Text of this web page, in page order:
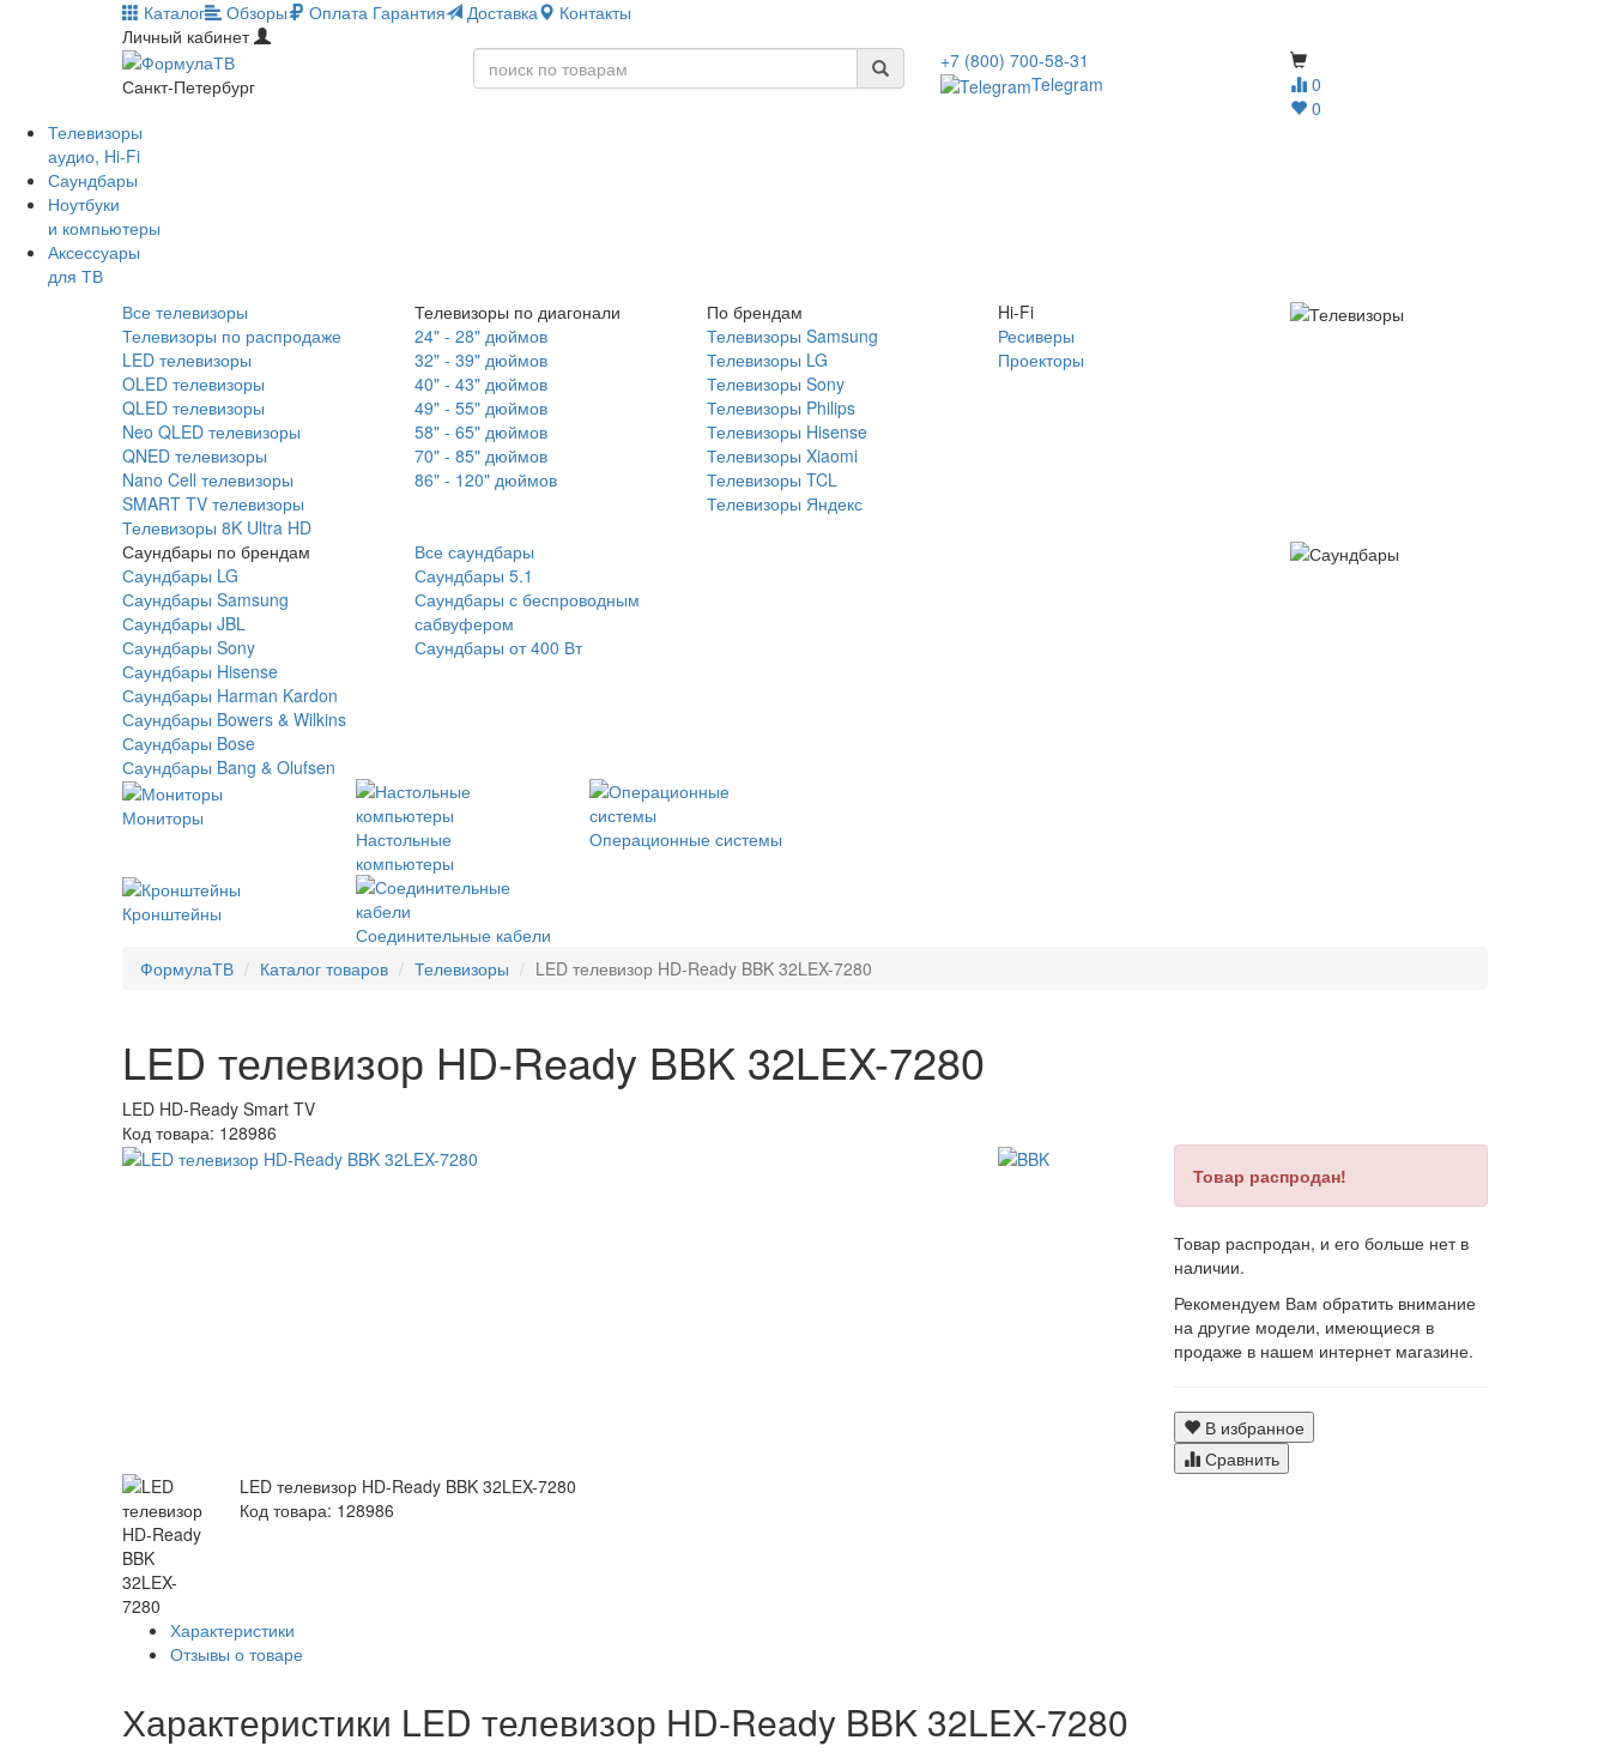
Каталог Обзоры Оплата Гарантия Доставка
Контакты
Личный кабинет
Санкт-Петербург
0
0
+7 (800) 700-58-31
Telegram
Телевизоры
аудио, Hi-Fi
Саундбары
Ноутбуки
и компьютеры
Аксессуары
для ТВ
Все телевизоры
Телевизоры по распродаже
LED телевизоры
OLED телевизоры
QLED телевизоры
Neo QLED телевизоры
QNED телевизоры
Nano Cell телевизоры
SMART TV телевизоры
Телевизоры 8K Ultra HD
Телевизоры по диагонали
24" - 28" дюймов
32" - 39" дюймов
40" - 43" дюймов
49" - 55" дюймов
58" - 65" дюймов
70" - 85" дюймов
86" - 120" дюймов
По брендам
Телевизоры Samsung
Телевизоры LG
Телевизоры Sony
Телевизоры Philips
Телевизоры Hisense
Телевизоры Xiaomi
Телевизоры TCL
Телевизоры Яндекс
Hi-Fi
Ресиверы
Проекторы
Саундбары по брендам
Саундбары LG
Саундбары Samsung
Саундбары JBL
Саундбары Sony
Саундбары Hisense
Саундбары Harman Kardon
Саундбары Bowers & Wilkins
Саундбары Bose
Саундбары Bang & Olufsen
Все саундбары
Саундбары 5.1
Саундбары с беспроводным
сабвуфером
Саундбары от 400 Вт
Мониторы
Настольные
компьютеры
Операционные системы
Кронштейны
Соединительные кабели
ФормулаТВ
Каталог товаров Телевизоры LED телевизор HD-Ready BBK 32LEX-7280
LED телевизор HD-Ready BBK 32LEX-7280
LED HD-Ready Smart TV
Код товара: 128986
Товар распродан!
Товар распродан, и его больше нет в
наличии.
Рекомендуем Вам обратить внимание
на другие модели, имеющиеся в
продаже в нашем интернет магазине.
В избранное
Сравнить
LED телевизор HD-Ready BBK 32LEX-7280
Код товара: 128986
Характеристики
Отзывы о товаре
Характеристики LED телевизор HD-Ready BBK 32LEX-7280